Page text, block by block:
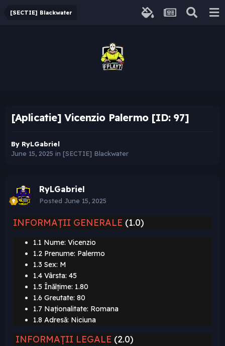
[SECTIE] Blackwater
[Aplicatie] Vicenzio Palermo [ID: 97]
By RyLGabriel
June 15, 2025 in [SECTIE] Blackwater
RyLGabriel
Posted June 15, 2025
INFORMAȚII GENERALE (1.0)
1.1 Nume: Vicenzio
1.2 Prenume: Palermo
1.3 Sex: M
1.4 Vârsta: 45
1.5 Înălțime: 1.80
1.6 Greutate: 80
1.7 Naționalitate: Romana
1.8 Adresă: Niciuna
INFORMAȚII LEGALE (2.0)